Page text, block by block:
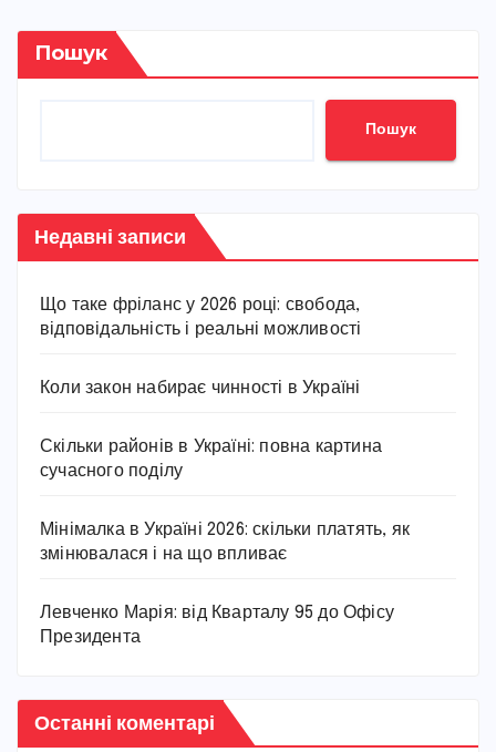
Пошук
Пошук
Недавні записи
Що таке фріланс у 2026 році: свобода,
відповідальність і реальні можливості
Коли закон набирає чинності в Україні
Скільки районів в Україні: повна картина
сучасного поділу
Мінімалка в Україні 2026: скільки платять, як
змінювалася і на що впливає
Левченко Марія: від Кварталу 95 до Офісу
Президента
Останні коментарі